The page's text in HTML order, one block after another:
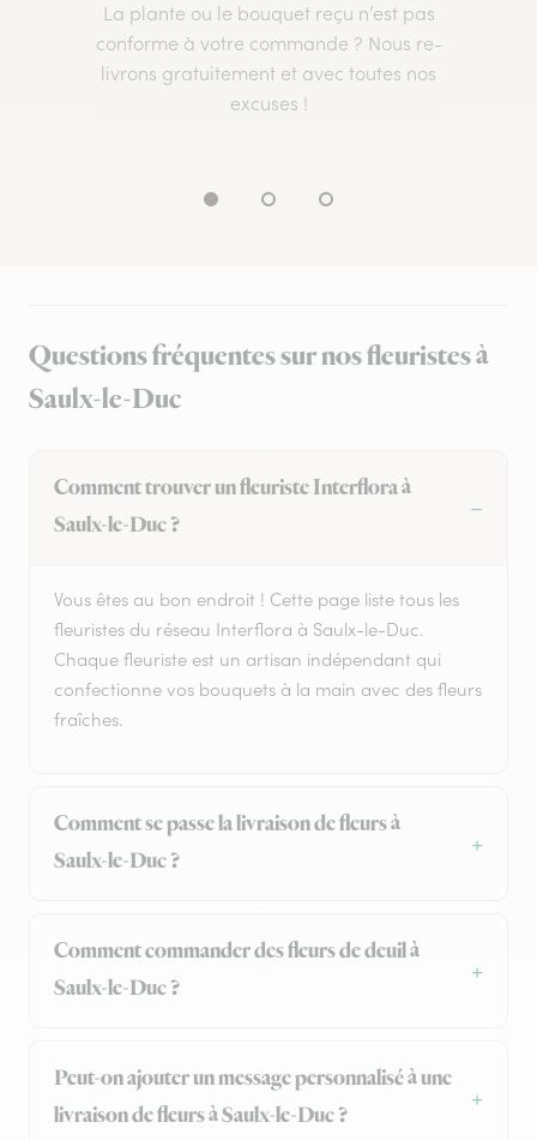
La plante ou le bouquet reçu n’est pas
conforme à votre commande ? Nous re-
livrons gratuitement et avec toutes nos
excuses !
Questions fréquentes sur nos fleuristes à
Saulx-le-Duc
Comment trouver un fleuriste Interflora à
Saulx-le-Duc ?
Vous êtes au bon endroit ! Cette page liste tous les
fleuristes du réseau Interflora à Saulx-le-Duc.
Chaque fleuriste est un artisan indépendant qui
confectionne vos bouquets à la main avec des fleurs
fraîches.
Comment se passe la livraison de fleurs à
Saulx-le-Duc ?
Comment commander des fleurs de deuil à
Saulx-le-Duc ?
Peut-on ajouter un message personnalisé à une
livraison de fleurs à Saulx-le-Duc ?